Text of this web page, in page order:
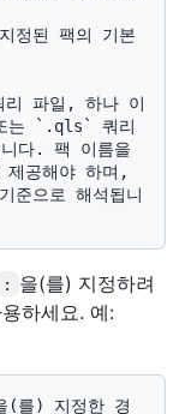
는 `.qls` 쿼리
다. 팩 이름을
공해야 하며,
준으로 해석됩니
:
을(를) 지정하려
하세요. 예: